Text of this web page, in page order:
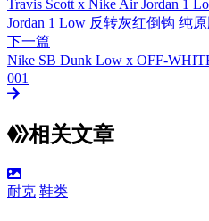
Travis Scott x Nike Air Jordan 1
Jordan 1 Low 反转灰红倒钩 纯
下一篇
Nike SB Dunk Low x OFF-
001
相关文章
耐克 鞋类